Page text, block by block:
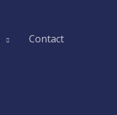
Contact